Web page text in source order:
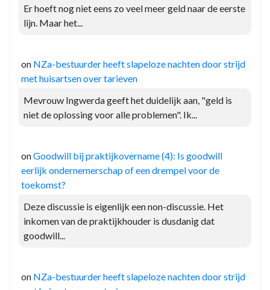
Er hoeft nog niet eens zo veel meer geld naar de eerste
lijn. Maar het...
on NZa-bestuurder heeft slapeloze nachten door strijd
met huisartsen over tarieven
Mevrouw Ingwerda geeft het duidelijk aan, "geld is
niet de oplossing voor alle problemen". Ik...
onGoodwill bij praktijkovername (4): Is goodwill
eerlijk ondernemerschap of een drempel voor de
toekomst?
Deze discussie is eigenlijk een non-discussie. Het
inkomen van de praktijkhouder is dusdanig dat
goodwill...
on NZa-bestuurder heeft slapeloze nachten door strijd